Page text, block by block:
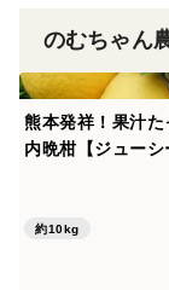
のむちゃん
熊本発祥！果汁た
内晩柑【ジューシ
約10kg